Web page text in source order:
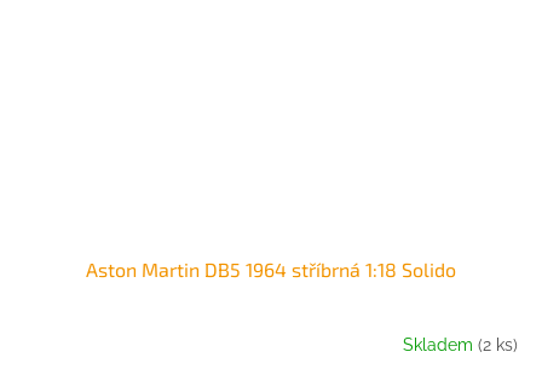
Aston Martin DB5 1964 stříbrná 1:18 Solido
Skladem (2 ks)